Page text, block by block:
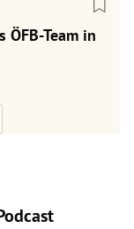
Team in